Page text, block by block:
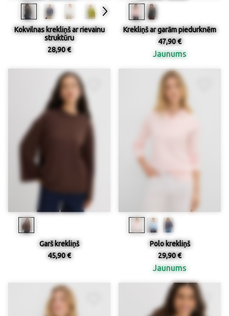
Kokvilnas krekliņš ar rievainu
struktūru
28,90 €
Krekliņš ar garām piedurknēm
47,90 €
Jaunums
Garš krekliņš
45,90 €
Polo krekliņš
29,90 €
Jaunums